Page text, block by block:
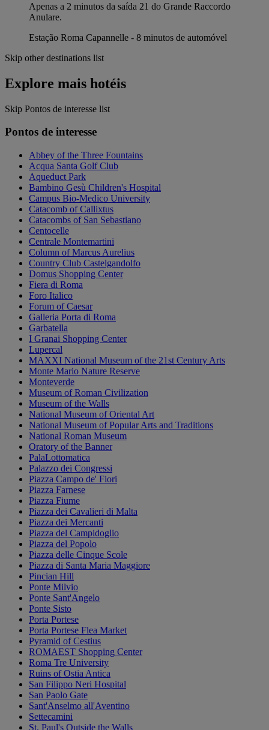
Apenas a 2 minutos da saída 21 do Grande Raccordo
Anulare.
Estação Roma Capannelle - 8 minutos de automóvel
Skip other destinations list
Explore mais hotéis
Skip Pontos de interesse list
Pontos de interesse
Abbey of the Three Fountains
Acqua Santa Golf Club
Aqueduct Park
Bambino Gesù Children's Hospital
Campus Bio-Medico University
Catacomb of Callixtus
Catacombs of San Sebastiano
Centocelle
Centrale Montemartini
Column of Marcus Aurelius
Country Club Castelgandolfo
Domus Shopping Center
Fiera di Roma
Foro Italico
Forum of Caesar
Galleria Porta di Roma
Garbatella
I Granai Shopping Center
Lupercal
MAXXI National Museum of the 21st Century Arts
Monte Mario Nature Reserve
Monteverde
Museum of Roman Civilization
Museum of the Walls
National Museum of Oriental Art
National Museum of Popular Arts and Traditions
National Roman Museum
Oratory of the Banner
PalaLottomatica
Palazzo dei Congressi
Piazza Campo de' Fiori
Piazza Farnese
Piazza Fiume
Piazza dei Cavalieri di Malta
Piazza dei Mercanti
Piazza del Campidoglio
Piazza del Popolo
Piazza delle Cinque Scole
Piazza di Santa Maria Maggiore
Pincian Hill
Ponte Milvio
Ponte Sant'Angelo
Ponte Sisto
Porta Portese
Porta Portese Flea Market
Pyramid of Cestius
ROMAEST Shopping Center
Roma Tre University
Ruins of Ostia Antica
San Filippo Neri Hospital
San Paolo Gate
Sant'Anselmo all'Aventino
Settecamini
St. Paul's Outside the Walls